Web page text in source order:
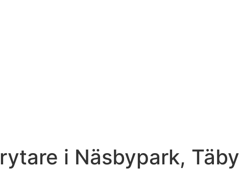
i Näsbypark, Täby